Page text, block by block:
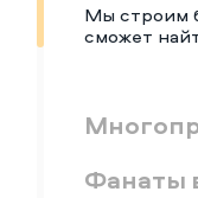
Мы строим
сможет
Фанаты